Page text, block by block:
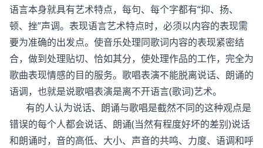
语言本身就具有艺术特点，每句、每个字都有“抑、扬、
顿、挫”声调。表现语言艺术特点时，必须以内容的表现需
要为准确的出发点。使音乐处理同歌词内容的表现紧密结
合，做到处理贴切、恰如其分，使处理作品的工作，完全为
歌曲表现情感的目的服务。歌唱表演不能脱离说话、朗诵的
语调，也就是说歌唱表演是离不开语言(歌词)艺术。
有的人认为说话、朗诵与歌唱是截然不同的这种观点是
错误的每个人都会说话、朗诵(当然有程度好坏的差别)说话
和朗诵时，音的高低、大小、声音的共鸣、力度、语调和呼